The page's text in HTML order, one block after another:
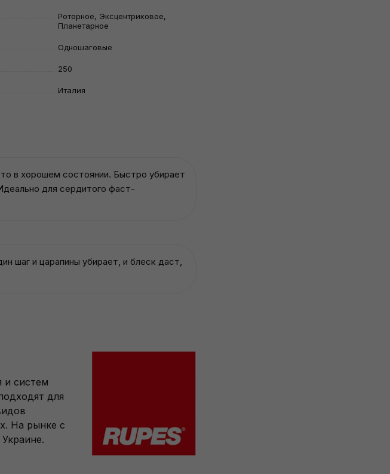
Роторное, Эксцентриковое,
Планетарное
Одношаговые
250
Италия
в хорошем состоянии. Быстро убирает
для сердитого фаст-
шаг и царапины убирает, и блеск даст,
и систем
для
На рынке с